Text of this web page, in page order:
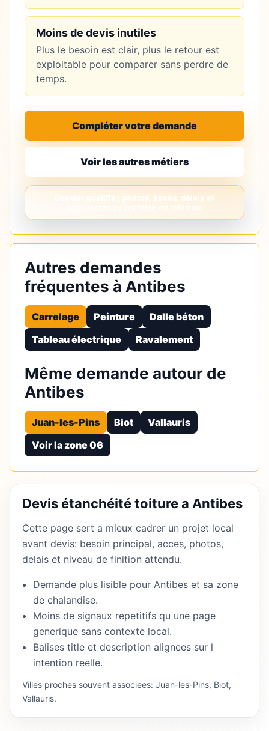
Moins de devis inutiles
Plus le besoin est clair, plus le retour est
exploitable pour comparer sans perdre de
temps.
Compléter votre demande
Voir les autres métiers
Autres demandes
fréquentes à Antibes
Carrelage Peinture
Dalle béton
Tableau électrique
Ravalement
Même demande autour de
Antibes
Juan-les-Pins Biot
Vallauris
Voir la zone 06
Devis étanchéité toiture a Antibes
Cette page sert a mieux cadrer un projet local
avant devis: besoin principal, acces, photos,
delais et niveau de finition attendu.
Demande plus lisible pour Antibes et sa zone
de chalandise.
Moins de signaux repetitifs qu une page
generique sans contexte local.
Balises title et description alignees sur l
intention reelle.
Villes proches souvent associees: Juan-les-Pins, Biot,
Vallauris.